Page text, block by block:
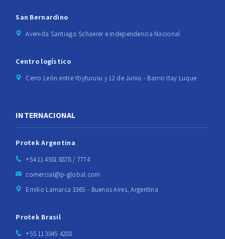
San Bernardino
Avenida Santiago Schaerer e Independencia Nacional
Centro logístico
Cerro León entre Ybyturusu y 12 de Junio - Barrio Itay Luque
INTERNACIONAL
Protek Argentina
+54 11 4501 8878 / 7774
comercial@p-global.com
Emilio Lamarca 3365 - Buenos Aires, Argentina
Protek Brasil
+55 11 3045 4280